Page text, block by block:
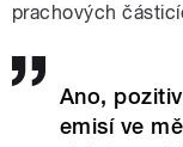
prachových
Ano,
emisí ve